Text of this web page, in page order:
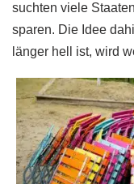
suchten viele
sparen. Die Idee
länger hell ist, wird